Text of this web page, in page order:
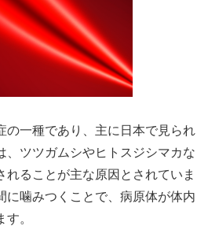
の一種であり、主に日本で見られ
、ツツガムシやヒトスジシマカな
れることが主な原因とされていま
に噛みつくことで、病原体が体内
。